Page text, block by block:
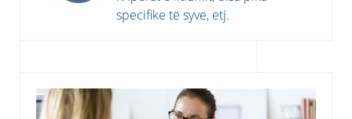
specifike të syve, etj.